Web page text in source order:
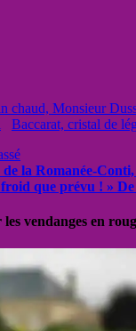
chaud, Monsieur
Baccarat, cristal de
la Romanée-
que prévu ! »
vendanges en